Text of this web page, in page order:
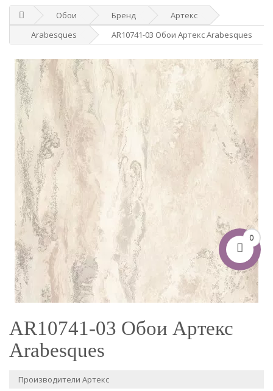
0
Обои Бренд
Артекс
Arabesques
AR10741-03 Обои Артекс Arabesques
AR10741-03 Обои Артекс
Arabesques
Производители Артекс